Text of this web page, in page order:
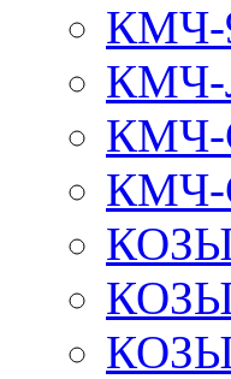
КМЧ-
КМЧ-
КМЧ-